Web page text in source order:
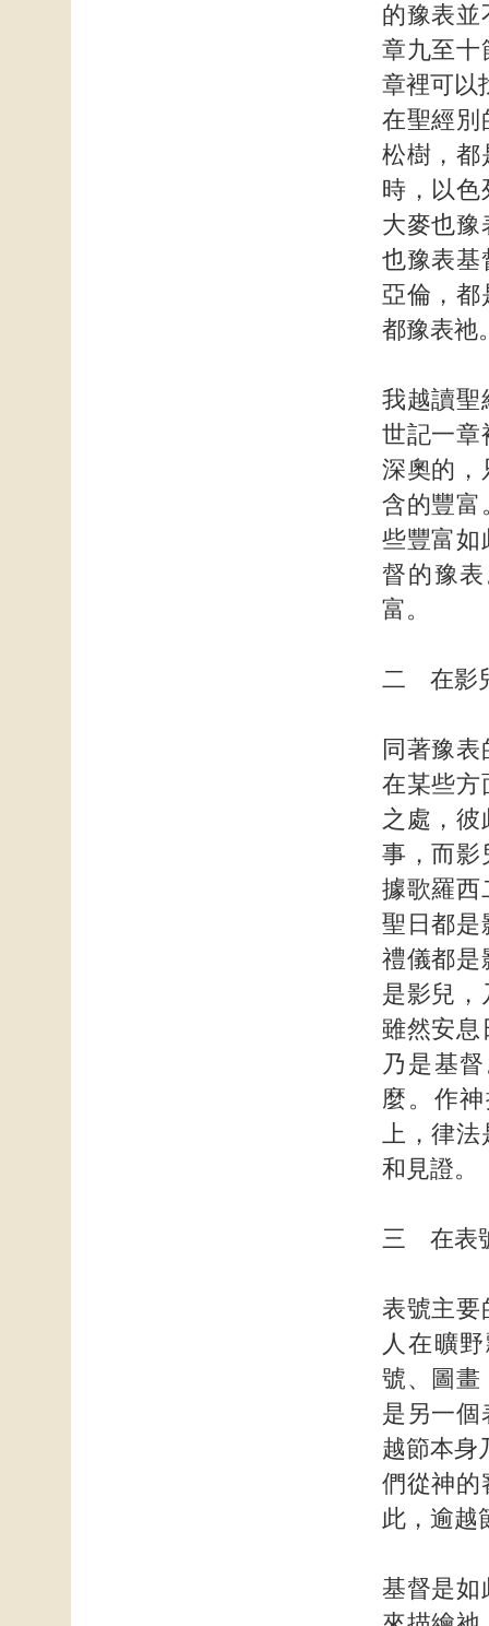
的豫表並
章九至十
章裡可以
在聖經別
松樹，都
時，以色
大麥也豫
也豫表基
亞倫，都
都豫表祂
我越讀聖
世記一章
深奧的，
含的豐富
些豐富如
督的豫
富。
二 在影
同著豫
在某些方
之處，
事，而影
據歌羅西
聖日都是
禮儀都是
是影兒，
雖然安息
乃是基
麼。作
上，律法
和見證。
三 在表
表號主要
人在曠
號、圖畫
是另一個
越節本身
們從神的
此，逾越
基督是如